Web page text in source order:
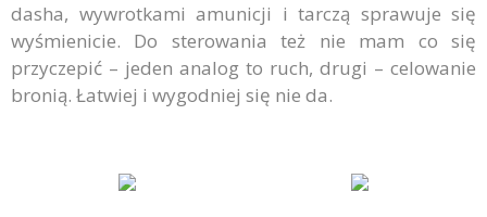
dasha, wywrotkami amunicji i tarczą sprawuje się
wyśmienicie. Do sterowania też nie mam co się
przyczepić – jeden analog to ruch, drugi – celowanie
bronią. Łatwiej i wygodniej się nie da.